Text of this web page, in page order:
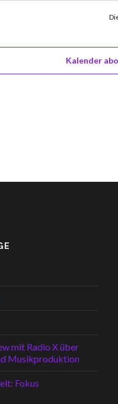
Kalender
mit Radio X über
Musikproduktion
Fokus